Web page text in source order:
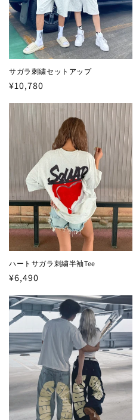
サガラ刺繍セットアップ
通
格
¥10,780
ハートサガラ刺繍半袖Tee
通
価
格
¥6,490